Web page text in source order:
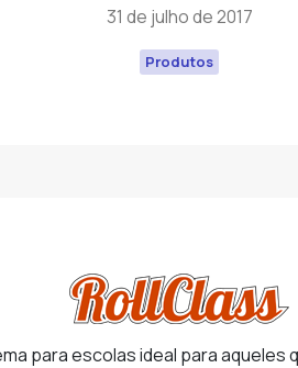
31 de julho de 2017
Produtos
para escolas ideal para aqueles